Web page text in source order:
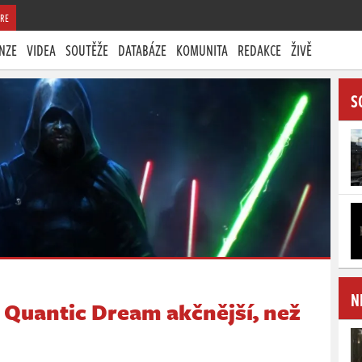
VIDEA SOUTĚŽE DATABÁZE KOMUNITA REDAKCE ŽIVĚ
Dream akčnější, než